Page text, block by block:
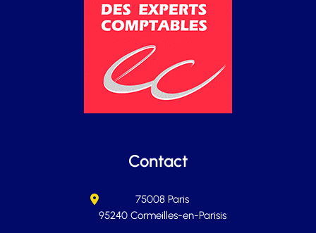
Contact
75008 Paris
95240 Cormeilles-en-Parisis